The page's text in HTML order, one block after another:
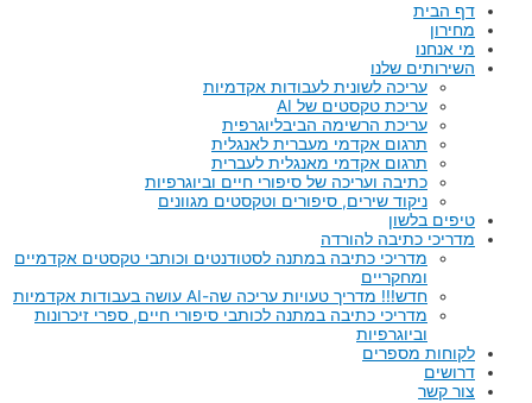
דף הבית
מחירון
מי אנחנו
השירותים שלנו
עריכה לשונית לעבודות אקדמיות
עריכת טקסטים של AI
עריכת הרשימה הביבליוגרפית
תרגום אקדמי מעברית לאנגלית
תרגום אקדמי מאנגלית לעברית
כתיבה ועריכה של סיפורי חיים וביוגרפיות
ניקוד שירים, סיפורים וטקסטים מגוונים
טיפים בלשון
מדריכי כתיבה להורדה
מדריכי כתיבה במתנה לסטודנטים וכותבי טקסטים אקדמיים
ומחקריים
חדש!!! מדריך טעויות עריכה שה-AI עושה בעבודות אקדמיות
מדריכי כתיבה במתנה לכותבי סיפורי חיים, ספרי זיכרונות
וביוגרפיות
לקוחות מספרים
דרושים
צור קשר